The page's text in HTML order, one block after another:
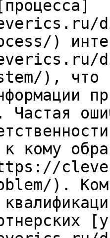
)
), что
Частая
кому
).